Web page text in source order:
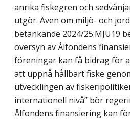
anrika fiskegren och
utgör. Även om miljö- och
betänkande 2024/25:MJU19
översyn av Ålfondens
föreningar kan få bidrag för
att uppnå hållbart fiske
utvecklingen av
internationell nivå” bör
Ålfondens finansiering kan